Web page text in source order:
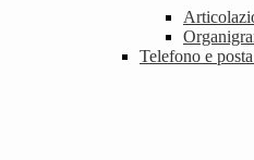
Telefono e